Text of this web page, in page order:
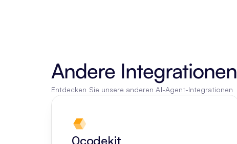
Andere Integrationen
Entdecken Sie unsere anderen AI-Agent-Integrationen
0codekit